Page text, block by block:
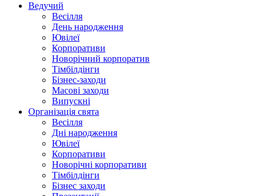
Ведучий
Весілля
День народження
Ювілеї
Корпоративи
Новорічний корпоратив
Тімбілдінги
Бізнес-заходи
Масові заходи
Випускні
Організація свята
Весілля
Дні народження
Ювілеї
Корпоративи
Новорічні корпоративи
Тімбілдінги
Бізнес заходи